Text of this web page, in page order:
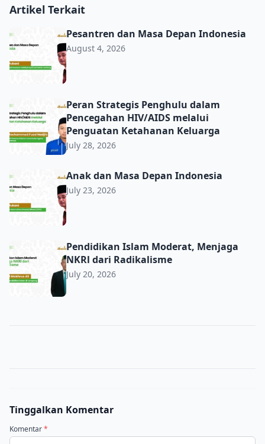
Artikel Terkait
Pesantren dan Masa Depan Indonesia
Pesantren dan Masa Depan Indonesia
August 4, 2026
Peran Strategis Penghulu dalam Pencegahan HIV/AIDS
Peran Strategis Penghulu dalam
Pencegahan HIV/AIDS melalui
Penguatan Ketahanan Keluarga
July 28, 2026
Anak dan Masa Depan Indonesia
Anak dan Masa Depan Indonesia
July 23, 2026
Pendidikan Islam Moderat, Menjaga NKRl dari
Pendidikan Islam Moderat, Menjaga
NKRl dari Radikalisme
July 20, 2026
Tinggalkan Komentar
Komentar*